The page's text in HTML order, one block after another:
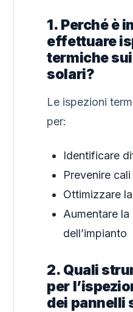
1. Perché è
effettuare
termiche
solari?
Le ispezioni
per:
Identificare
Prevenire
Ottimizzare
Aumentare la
dell’impianto
2. Quali
per
dei pannelli